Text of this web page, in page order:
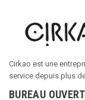
Cirkao est une
service depuis plus
BUREAU